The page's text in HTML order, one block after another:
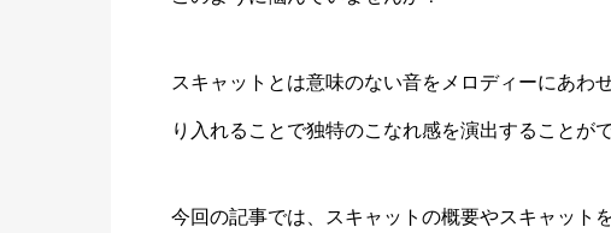
スキャットとは意味のない音をメロディーにあわ
り入れることで独特のこなれ感を演出することが
今回の記事では、スキャットの概要やスキャット